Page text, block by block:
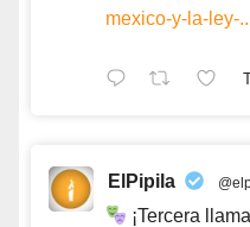
mexico-y-la-ley-
ElPipila
¡Tercera